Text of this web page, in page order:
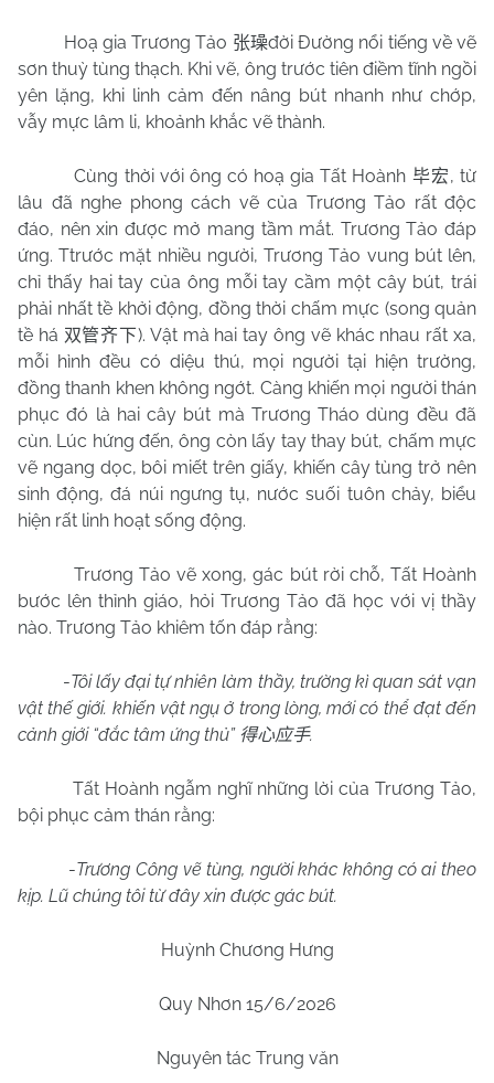
Hoạ gia Trương Tảo 张璪đời Đường nổi tiếng về vẽ
sơn thuỳ tùng thạch. Khi vẽ, ông trước tiên điềm tĩnh ngồi
yên lặng, khi linh cảm đến nâng bút nhanh như chớp,
vẫy mực lâm li, khoảnh khắc vẽ thành.
Cùng thời với ông có hoạ gia Tất Hoành 毕宏, từ
lâu đã nghe phong cách vẽ của Trương Tảo rất độc
đáo, nên xin được mở mang tầm mắt. Trương Tảo đáp
ứng. Ttrước mặt nhiều người, Trương Tảo vung bút lên,
chỉ thấy hai tay của ông mỗi tay cầm một cây bút, trái
phải nhất tề khởi động, đồng thời chấm mực (song quản
tề há 双管齐下). Vật mà hai tay ông vẽ khác nhau rất xa,
mỗi hình đều có diệu thú, mọi người tại hiện trường,
đồng thanh khen không ngớt. Càng khiến mọi người thán
phục đó là hai cây bút mà Trương Tháo dùng đều đã
cùn. Lúc hứng đến, ông còn lấy tay thay bút, chấm mực
vẽ ngang dọc, bôi miết trên giấy, khiến cây tùng trở nên
sinh động, đá núi ngưng tụ, nước suối tuôn chảy, biểu
hiện rất linh hoạt sống động.
Trương Tảo vẽ xong, gác bút rời chỗ, Tất Hoành
bước lên thỉnh giáo, hỏi Trương Tảo đã học với vị thầy
nào. Trương Tảo khiêm tốn đáp rằng:
-Tôi lấy đại tự nhiên làm thầy, trường kì quan sát vạn
vật thế giới. khiến vật ngụ ở trong lòng, mới có thể đạt đến
cảnh giới “đắc tâm ứng thủ” 得心应手.
Tất Hoành ngẫm nghĩ những lời của Trương Tảo,
bội phục cảm thán rằng:
-Trương Công vẽ tùng, người khác không có ai theo
kịp. Lũ chúng tôi từ đây xin được gác bút.
Huỳnh Chương Hưng
Quy Nhơn 15/6/2026
Nguyên tác Trung văn